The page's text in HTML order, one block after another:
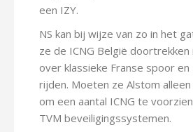
een IZY.
NS kan bij wijze van zo in het
ze de ICNG België
over klassieke Franse spoor en
rijden. Moeten ze Alstom
om een aantal ICNG te
TVM beveiligingssystemen.